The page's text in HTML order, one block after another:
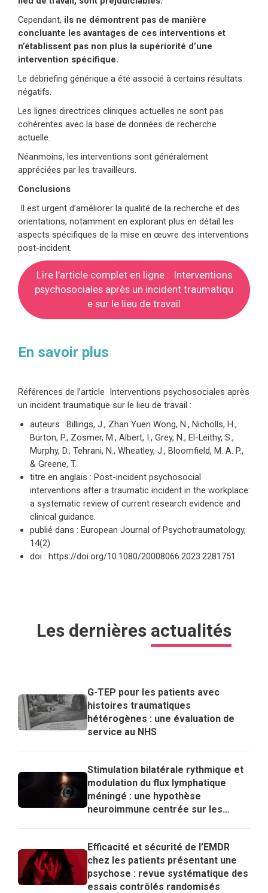
Cependant, ils ne démontrent pas de manière
concluante les avantages de ces interventions et
n’établissent pas non plus la supériorité d’une
intervention spécifique.
Le débriefing générique a été associé à certains résultats
négatifs.
Les lignes directrices cliniques actuelles ne sont pas
cohérentes avec la base de données de recherche
actuelle.
Néanmoins, les interventions sont généralement
appréciées par les travailleurs.
Conclusions
Il est urgent d’améliorer la qualité de la recherche et des
orientations, notamment en explorant plus en détail les
aspects spécifiques de la mise en œuvre des interventions
post-incident.
Lire l’article complet en ligne : Interventions
psychosociales après un incident traumatiqu
e sur le lieu de travail
En savoir plus
Références de l’article Interventions psychosociales après
un incident traumatique sur le lieu de travail :
auteurs : Billings, J., Zhan Yuen Wong, N., Nicholls, H.,
Burton, P., Zosmer, M., Albert, I., Grey, N., El-Leithy, S.,
Murphy, D., Tehrani, N., Wheatley, J., Bloomfield, M. A. P.,
& Greene, T.
titre en anglais : Post-incident psychosocial
interventions after a traumatic incident in the workplace:
a systematic review of current research evidence and
clinical guidance.
publié dans : European Journal of Psychotraumatology,
14(2)
doi : https://doi.org/10.1080/20008066.2023.2281751
Les dernières actualités
G-TEP pour les patients avec
histoires traumatiques
hétérogènes : une évaluation de
service au NHS
Stimulation bilatérale rythmique et
modulation du flux lymphatique
méningé : une hypothèse
neuroimmune centrée sur les
Efficacité et sécurité de l’EMDR
chez les patients présentant une
psychose : revue systématique des
essais contrôlés randomisés